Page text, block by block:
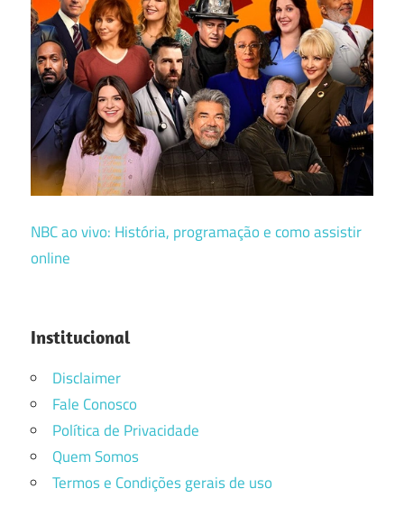
NBC ao vivo: História, programação e como assistir
online
Institucional
Disclaimer
Fale Conosco
Política de Privacidade
Quem Somos
Termos e Condições gerais de uso